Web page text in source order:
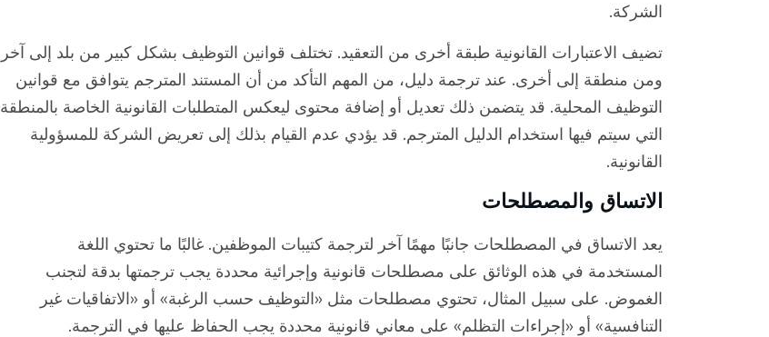
الشركة.
تضيف الاعتبارات القانونية طبقة أخرى من التعقيد. تختلف قوانين التوظيف بشكل كبير من بلد إلى آخر
ومن منطقة إلى أخرى. عند ترجمة دليل، من المهم التأكد من أن المستند المترجم يتوافق مع قوانين
التوظيف المحلية. قد يتضمن ذلك تعديل أو إضافة محتوى ليعكس المتطلبات القانونية الخاصة بالمنطقة
التي سيتم فيها استخدام الدليل المترجم. قد يؤدي عدم القيام بذلك إلى تعريض الشركة للمسؤولية
القانونية.
الاتساق والمصطلحات
يعد الاتساق في المصطلحات جانبًا مهمًا آخر لترجمة كتيبات الموظفين. غالبًا ما تحتوي اللغة
المستخدمة في هذه الوثائق على مصطلحات قانونية وإجرائية محددة يجب ترجمتها بدقة لتجنب
الغموض. على سبيل المثال، تحتوي مصطلحات مثل «التوظيف حسب الرغبة» أو «الاتفاقيات غير
التنافسية» أو «إجراءات التظلم» على معاني قانونية محددة يجب الحفاظ عليها في الترجمة.